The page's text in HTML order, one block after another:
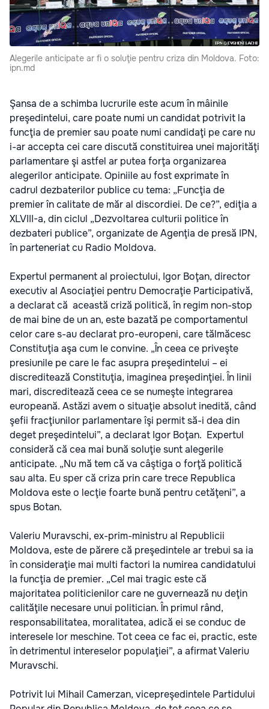
Alegerile anticipate ar fi o soluţie pentru criza din Moldova. Foto:
ipn.md
Şansa de a schimba lucrurile este acum în mâinile
preşedintelui, care poate numi un candidat potrivit la
funcţia de premier sau poate numi candidaţi pe care nu
i-ar accepta cei care discută constituirea unei majorităţi
parlamentare şi astfel ar putea forţa organizarea
alegerilor anticipate. Opiniile au fost exprimate în
cadrul dezbaterilor publice cu tema: „Funcţia de
premier în calitate de măr al discordiei. De ce?”, ediţia a
XLVIII-a, din ciclul „Dezvoltarea culturii politice în
dezbateri publice”, organizate de Agenţia de presă IPN,
în parteneriat cu Radio Moldova.
Expertul permanent al proiectului, Igor Boţan, director
executiv al Asociaţiei pentru Democraţie Participativă,
a declarat că această criză politică, în regim non-stop
de mai bine de un an, este bazată pe comportamentul
celor care s-au declarat pro-europeni, care tălmăcesc
Constituţia aşa cum le convine. „În ceea ce priveşte
presiunile pe care le fac asupra preşedintelui – ei
discreditează Constituţia, imaginea preşedinţiei. În linii
mari, discreditează ceea ce se numeşte integrarea
europeană. Astăzi avem o situaţie absolut inedită, când
şefii fracţiunilor parlamentare îşi permit să-i dea din
deget preşedintelui”, a declarat Igor Boţan. Expertul
consideră că cea mai bună soluţie sunt alegerile
anticipate. „Nu mă tem că va câştiga o forţă politică
sau alta. Eu sper că criza prin care trece Republica
Moldova este o lecţie foarte bună pentru cetăţeni”, a
spus Botan.
Valeriu Muravschi, ex-prim-ministru al Republicii
Moldova, este de părere că preşedintele ar trebui sa ia
în consideraţie mai multi factori la numirea candidatului
la funcţia de premier. „Cel mai tragic este că
majoritatea politicienilor care ne guvernează nu deţin
calităţile necesare unui politician. În primul rând,
responsabilitatea, moralitatea, adică ei se conduc de
interesele lor meschine. Tot ceea ce fac ei, practic, este
în detrimentul intereselor populaţiei”, a afirmat Valeriu
Muravschi.
Potrivit lui Mihail Camerzan, vicepreşedintele Partidului